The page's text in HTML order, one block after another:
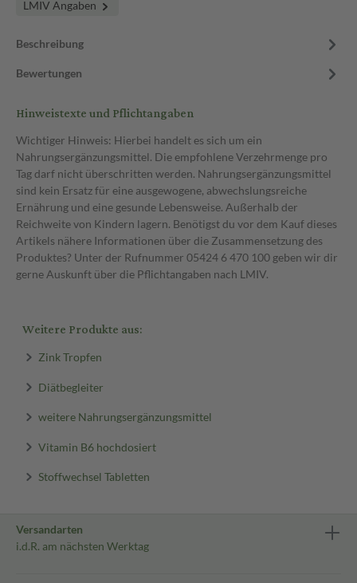
LMIV Angaben
Beschreibung
Bewertungen
Hinweistexte und Pflichtangaben
Wichtiger Hinweis: Hierbei handelt es sich um ein
Nahrungsergänzungsmittel. Die empfohlene Verzehrmenge pro
Tag darf nicht überschritten werden. Nahrungsergänzungsmittel
sind kein Ersatz für eine ausgewogene, abwechslungsreiche
Ernährung und eine gesunde Lebensweise. Außerhalb der
Reichweite von Kindern lagern. Benötigst du vor dem Kauf dieses
Artikels nähere Informationen über die Zusammensetzung des
Produktes? Unter der Rufnummer 05424 6 470 100 geben wir dir
gerne Auskunft über die Pflichtangaben nach LMIV.
Weitere Produkte aus:
Zink Tropfen
Diätbegleiter
weitere Nahrungsergänzungsmittel
Vitamin B6 hochdosiert
Stoffwechsel Tabletten
Versandarten
i.d.R. am nächsten Werktag